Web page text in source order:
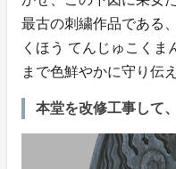
最古の刺繍作品である
くほう てんじゅこくま
まで色鮮やかに守り伝
本堂を改修工事して